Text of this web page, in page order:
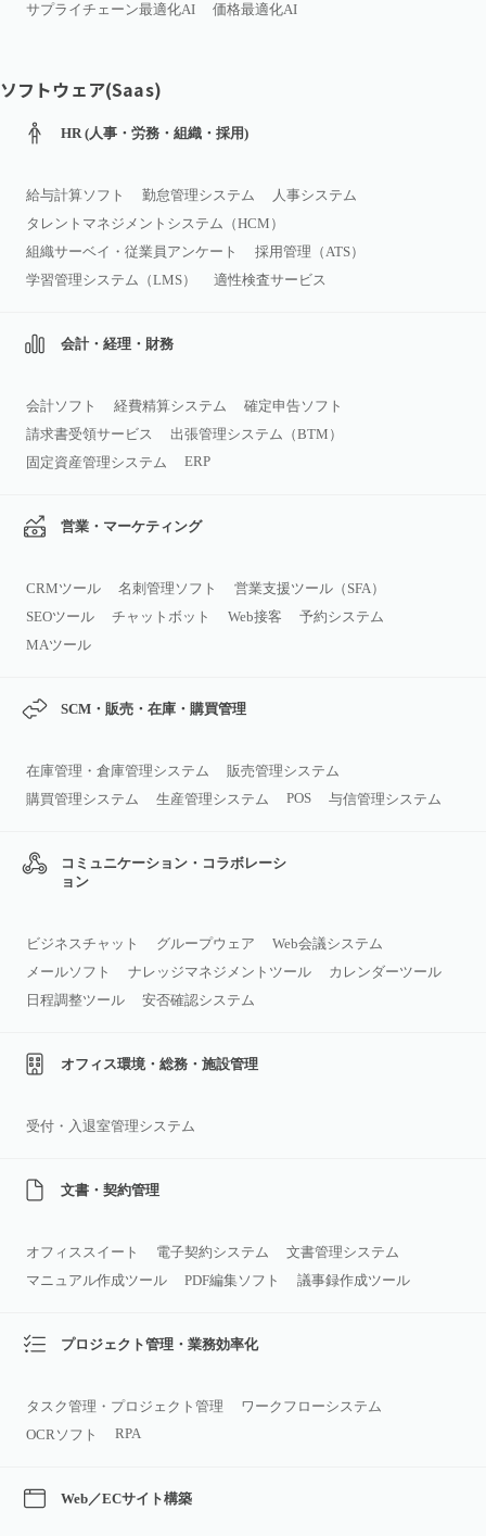
サプライチェーン最適化AI
価格最適化AI
ソフトウェア(Saas)
HR (人事・労務・組織・採用)
給与計算ソフト 勤怠管理システム
人事システム
タレントマネジメントシステム（HCM）
組織サーベイ・従業員アンケート
採用管理（ATS）
学習管理システム（LMS）
適性検査サービス
会計・経理・財務
会計ソフト 経費精算システム
確定申告ソフト
請求書受領サービス
出張管理システム（BTM）
固定資産管理システム
ERP
営業・マーケティング
CRMツール 名刺管理ソフト
営業支援ツール（SFA）
SEOツール
チャットボット Web接客
予約システム
MAツール
SCM・販売・在庫・購買管理
在庫管理・倉庫管理システム
販売管理システム
購買管理システム
生産管理システム POS 与信管理システム
コミュニケーション・コラボレーシ
ョン
ビジネスチャット グループウェア
Web会議システム
メールソフト
ナレッジマネジメントツール
カレンダーツール
日程調整ツール
安否確認システム
オフィス環境・総務・施設管理
受付・入退室管理システム
文書・契約管理
オフィススイート 電子契約システム
文書管理システム
マニュアル作成ツール
PDF編集ソフト 議事録作成ツール
プロジェクト管理・業務効率化
タスク管理・プロジェクト管理
ワークフローシステム
OCRソフト
RPA
Web／ECサイト構築